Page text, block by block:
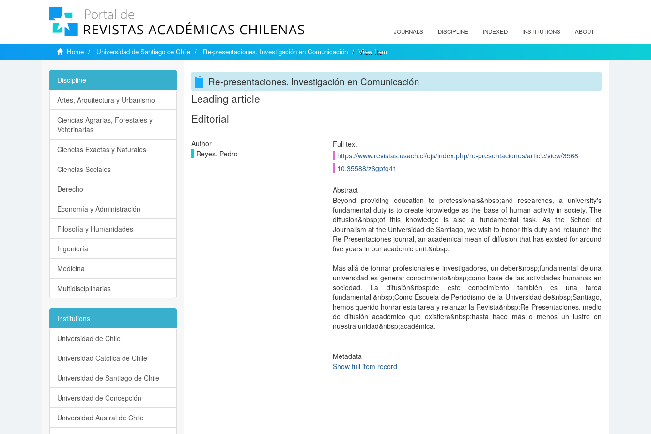
JOURNALS DISCIPLINE INDEXED INSTITUTIONS ABOUT
Home Universidad de Santiago de Chile Re-presentaciones. Investigación en Comunicación View Item
Re-presentaciones. Investigación en Comunicación
Leading article
Editorial
Author
Reyes, Pedro
Full text
https://www.revistas.usach.cl/ojs/index.php/re-presentaciones/article/view/3568
10.35588/z6gpfq41
Abstract
Beyond providing education to professionals&nbsp;and researches, a university's
fundamental duty is to create knowledge as the base of human activity in society. The
diffusion&nbsp;of this knowledge is also a fundamental task. As the School of
Journalism at the Universidad de Santiago, we wish to honor this duty and relaunch the
Re-Presentaciones journal, an academical mean of diffusion that has existed for around
five years in our academic unit.&nbsp;
Más allá de formar profesionales e investigadores, un deber&nbsp;fundamental de una
universidad es generar conocimiento&nbsp;como base de las actividades humanas en
sociedad. La difusión&nbsp;de este conocimiento también es una tarea
fundamental.&nbsp;Como Escuela de Periodismo de la Universidad de&nbsp;Santiago,
hemos querido honrar esta tarea y relanzar la Revista&nbsp;Re-Presentaciones, medio
de difusión académico que existiera&nbsp;hasta hace más o menos un lustro en
nuestra unidad&nbsp;académica.
Metadata
Show full item record
Discipline
Artes, Arquitectura y Urbanismo
Ciencias Agrarias, Forestales y
Veterinarias
Ciencias Exactas y Naturales
Ciencias Sociales
Derecho
Economía y Administración
Filosofía y Humanidades
Ingeniería
Medicina
Multidisciplinarias
Institutions
Universidad de Chile
Universidad Católica de Chile
Universidad de Santiago de Chile
Universidad de Concepción
Universidad Austral de Chile